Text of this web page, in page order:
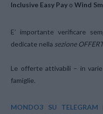
Inclusive Easy Pay oWind
E’ importante verificare
dedicate nella sezione
Le offerte attivabili – in
famiglie.
MONDO3 SU TELEGRAM